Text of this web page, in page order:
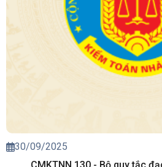
30/09/2025
CMKTNN 130 - Bộ quy tắc